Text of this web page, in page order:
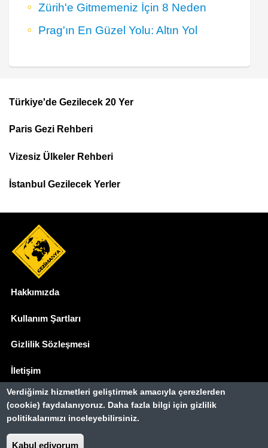
Zürih'e Gitmemeniz İçin 8 Neden
Prag'ın En Güzel Yolu: Altın Yol
Footer
Top
Menu
Türkiye'de Gezilecek 20 Yer
Paris Gezi Rehberi
Vizesiz Ülkeler Rehberi
İstanbul Gezilecek Yerler
Hakkımızda
Kullanım Şartları
Gizlilik Sözleşmesi
İletişim
Basında Biz
Gezimanya Turizm, TÜRSAB'a kayıtlı bir
Verdiğimiz hizmetleri geliştirmek amacıyla çerezlerden
(cookie) faydalanıyoruz. Daha fazla bilgi için gizlilik
politikalarımızı inceleyebilirsiniz.
Kabul ediyorum